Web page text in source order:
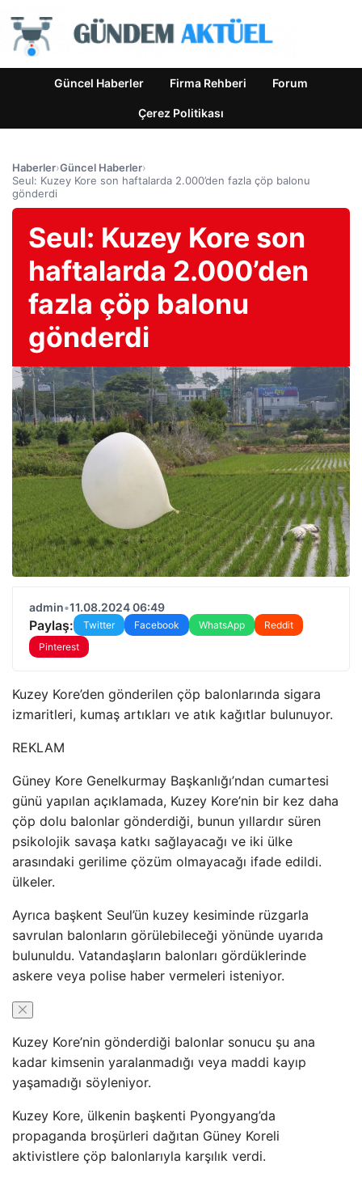
Güncel Haberler Firma Rehberi Forum
Çerez Politikası
Haberler›Güncel Haberler›
Seul: Kuzey Kore son haftalarda 2.000’den fazla çöp balonu
gönderdi
Seul: Kuzey Kore son
haftalarda 2.000’den
fazla çöp balonu
gönderdi
admin•11.08.2024 06:49
Paylaş: Twitter Facebook WhatsApp
Reddit
Pinterest
Kuzey Kore’den gönderilen çöp balonlarında sigara
izmaritleri, kumaş artıkları ve atık kağıtlar bulunuyor.
REKLAM
Güney Kore Genelkurmay Başkanlığı’ndan cumartesi
günü yapılan açıklamada, Kuzey Kore’nin bir kez daha
çöp dolu balonlar gönderdiği, bunun yıllardır süren
psikolojik savaşa katkı sağlayacağı ve iki ülke
arasındaki gerilime çözüm olmayacağı ifade edildi.
ülkeler.
Ayrıca başkent Seul’ün kuzey kesiminde rüzgarla
savrulan balonların görülebileceği yönünde uyarıda
bulunuldu. Vatandaşların balonları gördüklerinde
askere veya polise haber vermeleri isteniyor.
Kuzey Kore’nin gönderdiği balonlar sonucu şu ana
kadar kimsenin yaralanmadığı veya maddi kayıp
yaşamadığı söyleniyor.
Kuzey Kore, ülkenin başkenti Pyongyang’da
propaganda broşürleri dağıtan Güney Koreli
aktivistlere çöp balonlarıyla karşılık verdi.